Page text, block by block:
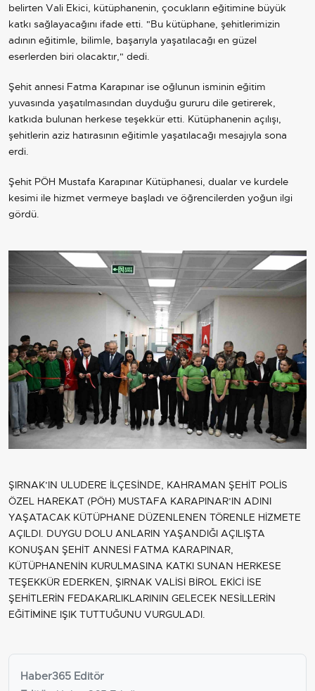
belirten Vali Ekici, kütüphanenin, çocukların eğitimine büyük
katkı sağlayacağını ifade etti. "Bu kütüphane, şehitlerimizin
adının eğitimle, bilimle, başarıyla yaşatılacağı en güzel
eserlerden biri olacaktır," dedi.
Şehit annesi Fatma Karapınar ise oğlunun isminin eğitim
yuvasında yaşatılmasından duyduğu gururu dile getirerek,
katkıda bulunan herkese teşekkür etti. Kütüphanenin açılışı,
şehitlerin aziz hatırasının eğitimle yaşatılacağı mesajıyla sona
erdi.
Şehit PÖH Mustafa Karapınar Kütüphanesi, dualar ve kurdele
kesimi ile hizmet vermeye başladı ve öğrencilerden yoğun ilgi
gördü.
ŞIRNAK’IN ULUDERE İLÇESİNDE, KAHRAMAN ŞEHİT POLİS
ÖZEL HAREKAT (PÖH) MUSTAFA KARAPINAR’IN ADINI
YAŞATACAK KÜTÜPHANE DÜZENLENEN TÖRENLE HİZMETE
AÇILDI. DUYGU DOLU ANLARIN YAŞANDIĞI AÇILIŞTA
KONUŞAN ŞEHİT ANNESİ FATMA KARAPINAR,
KÜTÜPHANENİN KURULMASINA KATKI SUNAN HERKESE
TEŞEKKÜR EDERKEN, ŞIRNAK VALİSİ BİROL EKİCİ İSE
ŞEHİTLERİN FEDAKARLIKLARININ GELECEK NESİLLERİN
EĞİTİMİNE IŞIK TUTTUĞUNU VURGULADI.
Haber365 Editör